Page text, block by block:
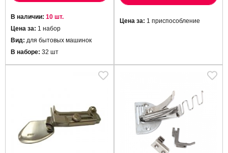
В наличии: 10 шт.
Цена за: 1 набор
Вид: для бытовых машинок
В наборе: 32 шт
Цена за: 1 приспособление